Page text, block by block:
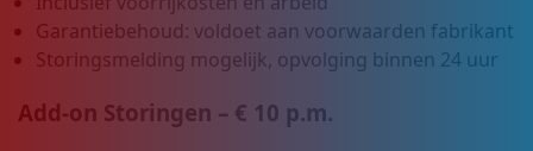
Garantiebehoud: voldoet aan voorwaarden fabrikant
Storingsmelding mogelijk, opvolging binnen 24 uur
Add-on Storingen – € 10 p.m.